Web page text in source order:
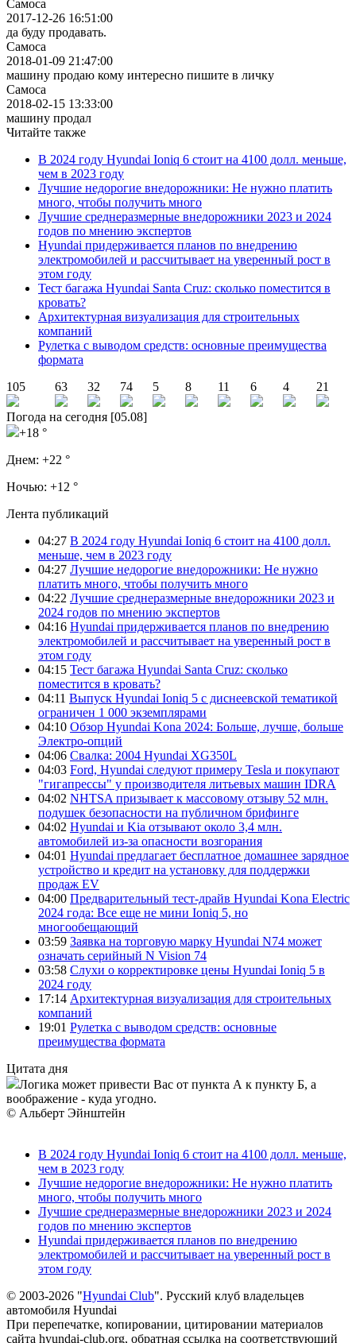
Самоса
2017-12-26 16:51:00
да буду продавать.
Самоса
2018-01-09 21:47:00
машину продаю кому интересно пишите в личку
Самоса
2018-02-15 13:33:00
машину продал
Читайте также
В 2024 году Hyundai Ioniq 6 стоит на 4100 долл. меньше,
чем в 2023 году
Лучшие недорогие внедорожники: Не нужно платить
много, чтобы получить много
Лучшие среднеразмерные внедорожники 2023 и 2024
годов по мнению экспертов
Hyundai придерживается планов по внедрению
электромобилей и рассчитывает на уверенный рост в
этом году
Тест багажа Hyundai Santa Cruz: сколько поместится в
кровать?
Архитектурная визуализация для строительных
компаний
Рулетка с выводом средств: основные преимущества
формата
105
63 32 74 5 8 11 6 4 21
Погода на сегодня [05.08]
+18 °
Днем: +22 °
Ночью: +12 °
Лента публикаций
04:27 В 2024 году Hyundai Ioniq 6 стоит на 4100 долл.
меньше, чем в 2023 году
04:27 Лучшие недорогие внедорожники: Не нужно
платить много, чтобы получить много
04:22 Лучшие среднеразмерные внедорожники 2023 и
2024 годов по мнению экспертов
04:16 Hyundai придерживается планов по внедрению
электромобилей и рассчитывает на уверенный рост в
этом году
04:15 Тест багажа Hyundai Santa Cruz: сколько
поместится в кровать?
04:11 Выпуск Hyundai Ioniq 5 с диснеевской тематикой
ограничен 1 000 экземплярами
04:10 Обзор Hyundai Kona 2024: Больше, лучше, больше
Электро-опций
04:06 Свалка: 2004 Hyundai XG350L
04:03 Ford, Hyundai следуют примеру Tesla и покупают
"гигапрессы" у производителя литьевых машин IDRA
04:02 NHTSA призывает к массовому отзыву 52 млн.
подушек безопасности на публичном брифинге
04:02 Hyundai и Kia отзывают около 3,4 млн.
автомобилей из-за опасности возгорания
04:01 Hyundai предлагает бесплатное домашнее зарядное
устройство и кредит на установку для поддержки
продаж EV
04:00 Предварительный тест-драйв Hyundai Kona Electric
2024 года: Все еще не мини Ioniq 5, но
многообещающий
03:59 Заявка на торговую марку Hyundai N74 может
означать серийный N Vision 74
03:58 Слухи о корректировке цены Hyundai Ioniq 5 в
2024 году
17:14 Архитектурная визуализация для строительных
компаний
19:01 Рулетка с выводом средств: основные
преимущества формата
Цитата дня
Логика может привести Вас от пункта А к пункту Б, а
воображение - куда угодно.
© Альберт Эйнштейн
В 2024 году Hyundai Ioniq 6 стоит на 4100 долл. меньше,
чем в 2023 году
Лучшие недорогие внедорожники: Не нужно платить
много, чтобы получить много
Лучшие среднеразмерные внедорожники 2023 и 2024
годов по мнению экспертов
Hyundai придерживается планов по внедрению
электромобилей и рассчитывает на уверенный рост в
этом году
© 2003-2026 "Hyundai Club". Русский клуб владельцев
автомобиля Hyundai
При перепечатке, копировании, цитировании материалов
сайта hyundai-club.org, обратная ссылка на соответствующий